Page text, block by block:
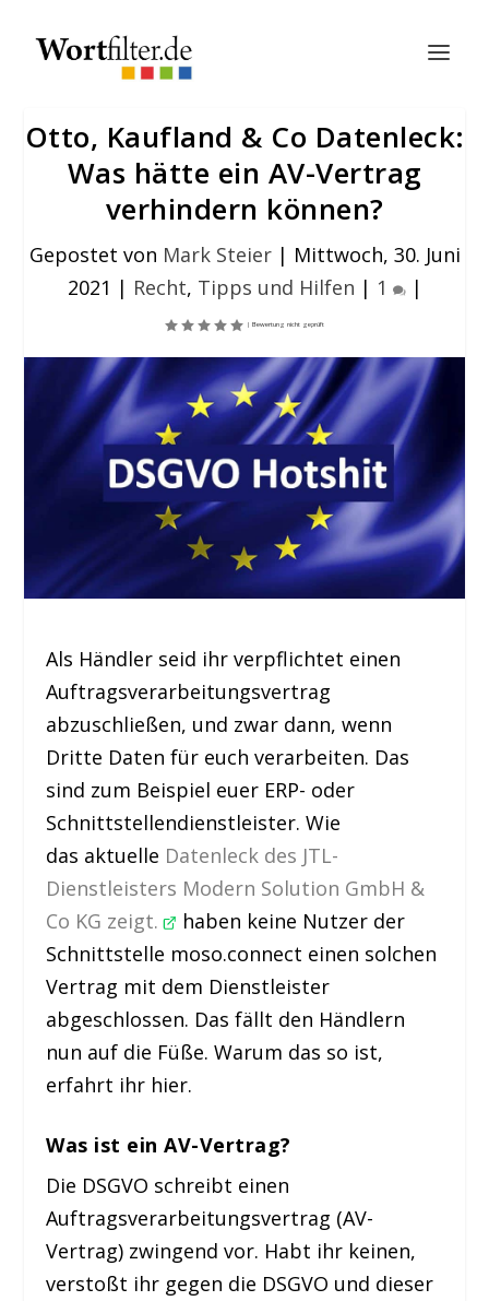
Otto, Kaufland & Co Datenleck:
Was hätte ein AV-Vertrag
verhindern können?
Gepostet von Mark Steier| Mittwoch, 30. Juni
2021 | Recht, Tipps und Hilfen | 1 |
Als Händler seid ihr verpflichtet einen
Auftragsverarbeitungsvertrag
abzuschließen, und zwar dann, wenn
Dritte Daten für euch verarbeiten. Das
sind zum Beispiel euer ERP- oder
Schnittstellendienstleister. Wie
das aktuelle Datenleck des JTL-
Dienstleisters Modern Solution GmbH &
Co KG zeigt.
haben keine Nutzer der
Schnittstelle moso.connect einen solchen
Vertrag mit dem Dienstleister
abgeschlossen. Das fällt den Händlern
nun auf die Füße. Warum das so ist,
erfahrt ihr hier.
Was ist ein AV-Vertrag?
Die DSGVO schreibt einen
Auftragsverarbeitungsvertrag (AV-
Vertrag) zwingend vor. Habt ihr keinen,
verstoßt ihr gegen die DSGVO und dieser